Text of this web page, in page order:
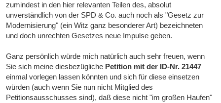
zumindest in den hier relevanten Teilen des, absolut
unverständlich von der SPD & Co. auch noch als "Gesetz zur
Modernisierung" (ein Witz ganz besonderer Art) bezeichneten
und doch unrechten Gesetzes neue Impulse geben.
Ganz persönlich würde mich natürlich auch sehr freuen, wenn
Sie sich meine diesbezügliche Petition mit der ID-Nr. 21447
einmal vorlegen lassen könnten und sich für diese einsetzen
würden (auch wenn Sie nun nicht Mitglied des
Petitionsausschusses sind), daß diese nicht "im großen Haufen"